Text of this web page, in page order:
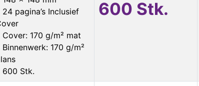
24 pagina’s Inclusief
Cover: 170 g/m² mat
Binnenwerk: 170 g/m²
600 Stk.
600 Stk.